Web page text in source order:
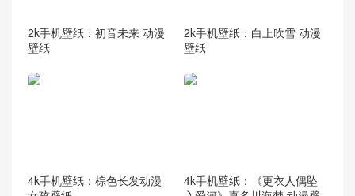
2k手机壁纸：初音未来 动漫
壁纸
2k手机壁纸：白上吹雪 动漫
壁纸
4k手机壁纸：棕色长发动漫
4k手机壁纸：《更衣人偶坠